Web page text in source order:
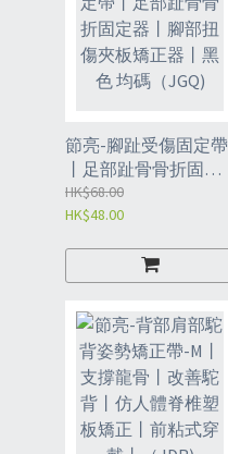
節亮-腳趾受傷固定帶
丨足部趾骨骨折固定
器丨腳部扭傷夾板矯
正器丨黑色 均碼
HK$68.00
HK$48.00